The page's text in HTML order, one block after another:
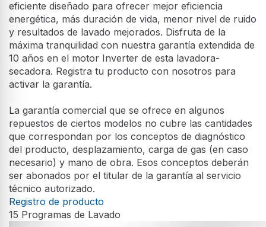
Nos enfocamos en crear lavadoras que ofrezcan resultados
superiores de limpieza y facilidad de uso para tu día a día. Este
producto dispone de 15 programas de lavado que se han
adaptado para cumplir con todas tus necesidades ofreciendo
resultados excepcionales en cada uno de ellos.